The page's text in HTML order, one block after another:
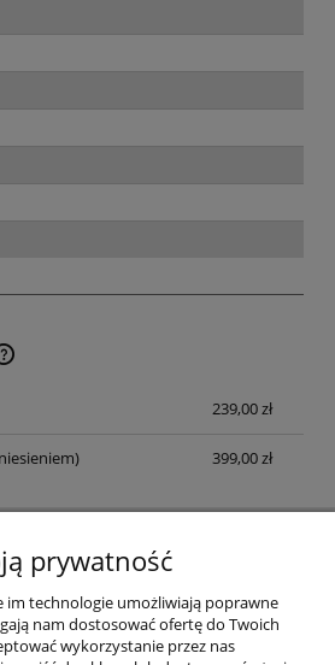
przesyłek na terenie Polski
239,00 zł
399,00 zł
ZAPISZ SIĘ
prywatność
im technologie umożliwiają poprawne
nam dostosować ofertę do Twoich
wykorzystanie przez nas